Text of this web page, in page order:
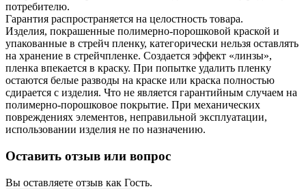
потребителю.
Гарантия распространяется на целостность товара.
Изделия, покрашенные полимерно-порошковой краской и
упакованные в стрейч пленку, категорически нельзя оставлять
на хранение в стрейчпленке. Создается эффект «линзы»,
пленка впекается в краску. При попытке удалить пленку
остаются белые разводы на краске или краска полностью
сдирается с изделия. Что не является гарантийным случаем на
полимерно-порошковое покрытие. При механических
повреждениях элементов, неправильной эксплуатации,
использовании изделия не по назначению.
Оставить отзыв или вопрос
Вы оставляете отзыв как Гость.